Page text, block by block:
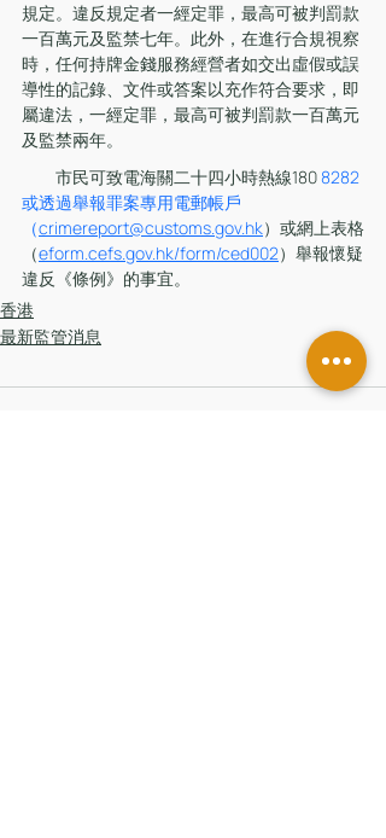
規定。違反規定者一經定罪，最高可被判罰款
一百萬元及監禁七年。此外，在進行合規視察
時，任何持牌金錢服務經營者如交出虛假或誤
導性的記錄、文件或答案以充作符合要求，即
屬違法，一經定罪，最高可被判罰款一百萬元
及監禁兩年。
市民可致電海關二十四小時熱線180 8282
或透過舉報罪案專用電郵帳戶
（crimereport@customs.gov.hk）或網上表格
（eform.cefs.gov.hk/form/ced002）舉報懷疑
違反《條例》的事宜。
香港
最新監管消息